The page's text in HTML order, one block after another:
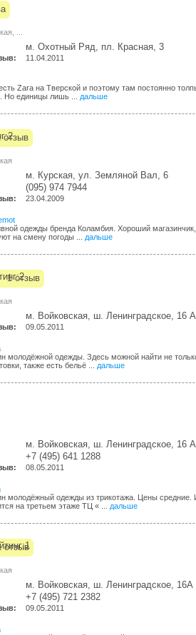
м. Охотный Ряд, пл. Красная, 3
11.04.2011
Zara на Тверской и поэтому там постоянно
Но единицы лишь ... дальше
м. Курская, ул. Земляной Вал, 6
(095) 974 7944
23.04.2009
одежды бренда Коламбия. Хороший магазинчик,
на смену погоды ... дальше
1 отзыв
м. Войковская, ш. Ленинградское, 16
09.05.2011
молодёжной одежды. Здесь можной найти не
также есть бельё ... дальше
м. Войковская, ш. Ленинградское, 16
+7 (495) 641 1288
08.05.2011
молодёжный одежды из трикотажа. Цены средние.
на третьем этаже ТЦ « ... дальше
отзыв
м. Войковская, ш. Ленинградское, 16А
+7 (495) 721 2382
09.05.2011